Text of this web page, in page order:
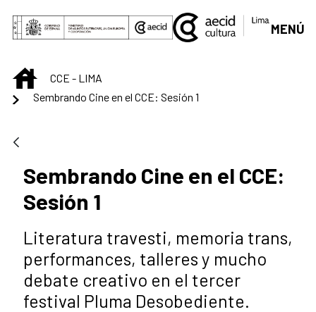
Saltar al contenido principal
MENÚ
INICIOCCE - LIMA
Sembrando Cine en el CCE: Sesión 1
Sembrando Cine en el CCE:
Sesión 1
Literatura travesti, memoria trans,
performances, talleres y mucho
debate creativo en el tercer
festival Pluma Desobediente.